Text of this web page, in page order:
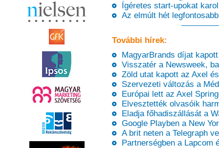
Ígéretes start-upokat
Az elmúlt hét
További hírek:
MagyarBrands díjat
Visszatér a Newsweek,
Zöld utat kapott az Axel
Szervezeti változás a
Európai lett az Axel
Elvesztették olvasóik
Eladja főhadiszállását a
Google Playben a New
A brit neten a Telegraph
Partnerségben a Lapcom